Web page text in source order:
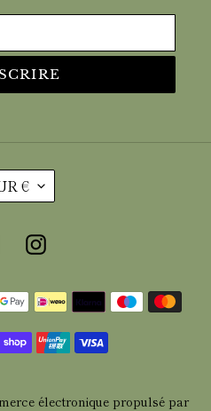
€
FacebookInstagram
Moyens
de
paiement
électronique propulsé par